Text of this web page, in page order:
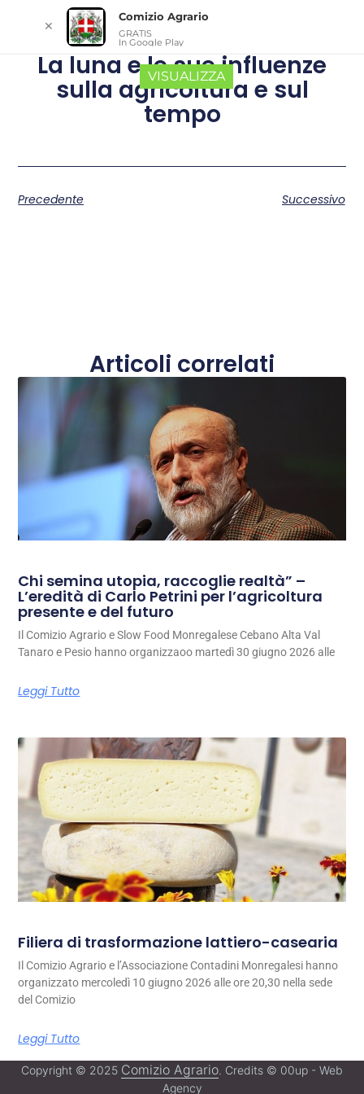
La luna e le sue influenze
sulla agricoltura e sul
tempo
Precedente Successivo
Articoli correlati
Chi semina utopia, raccoglie realtà” –
L’eredità di Carlo Petrini per l’agricoltura
presente e del futuro
Il Comizio Agrario e Slow Food Monregalese Cebano Alta Val
Tanaro e Pesio hanno organizzaoo martedì 30 giugno 2026 alle
Leggi Tutto
Filiera di trasformazione lattiero-casearia
Il Comizio Agrario e l’Associazione Contadini Monregalesi hanno
organizzato mercoledì 10 giugno 2026 alle ore 20,30 nella sede
del Comizio
Leggi Tutto
Copyright © 2025 Comizio Agrario. Credits © 00up - Web
Agency
✕
Comizio Agrario
GRATIS
In Google Play
VISUALIZZA